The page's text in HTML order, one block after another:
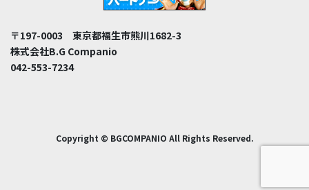
〒197-0003 東京都福生市熊川1682-3
株式会社B.G Companio
042-553-7234
Copyright © BGCOMPANIO All Rights Reserved.